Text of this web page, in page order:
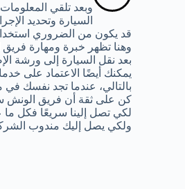
وبعد تلقي
السيارة وتحديد
قد يكون من الضروري
وهنا تظهر خبرة ومهارة
بعد نقل السيارة إلى ورشة
يمكنك أيضًا الاعتماد على
بالتالي، عندما تجد نفسك
كن على ثقة أن فريق الونش
لكي تصل إلينا سريعًا فكل
ولكي يصل إليك مندوب